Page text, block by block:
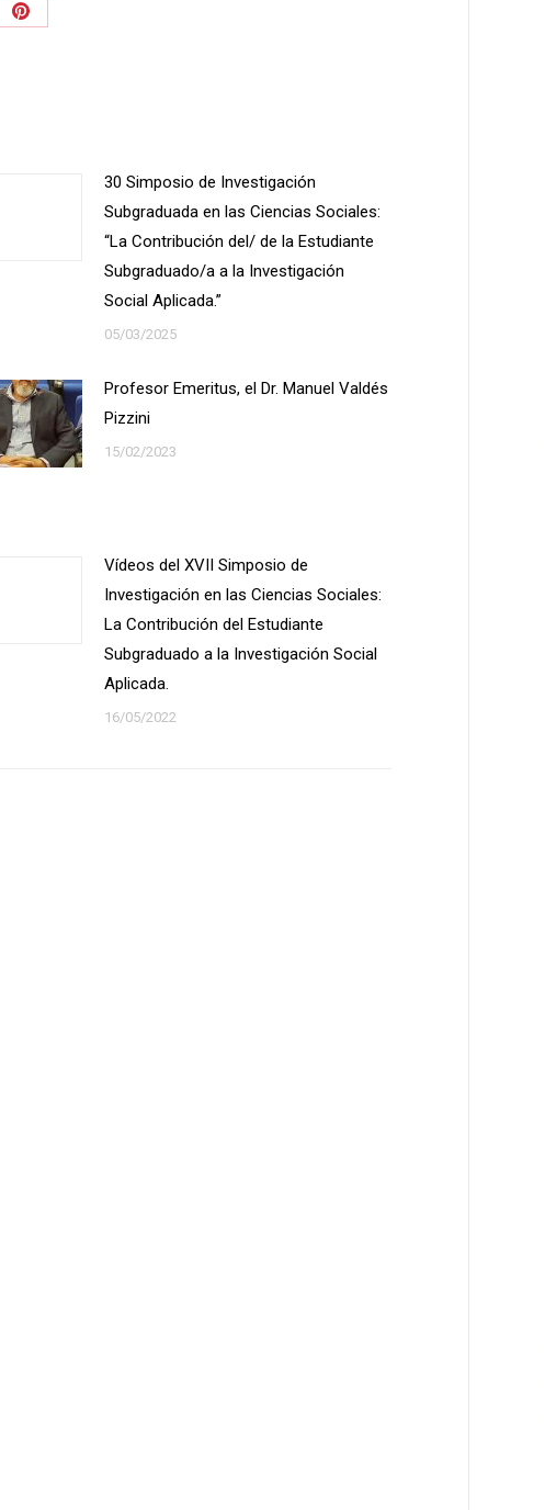
Share
30 Simposio de Investigación
Subgraduada en las Ciencias Sociales:
“La Contribución del/ de la Estudiante
Subgraduado/a a la Investigación
Social Aplicada.”
05/03/2025
Profesor Emeritus, el Dr. Manuel Valdés
Pizzini
15/02/2023
Vídeos del XVII Simposio de
Investigación en las Ciencias Sociales:
La Contribución del Estudiante
Subgraduado a la Investigación Social
Aplicada.
16/05/2022